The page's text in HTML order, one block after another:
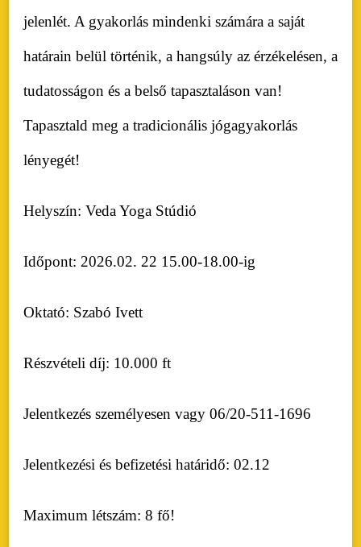
jelenlét. A gyakorlás mindenki számára a saját
határain belül történik, a hangsúly az érzékelésen, a
tudatosságon és a belső tapasztaláson van!
Tapasztald meg a tradicionális jógagyakorlás
lényegét!
Helyszín: Veda Yoga Stúdió
Időpont: 2026.02. 22 15.00-18.00-ig
Oktató: Szabó Ivett
Részvételi díj: 10.000 ft
Jelentkezés személyesen vagy 06/20-511-1696
Jelentkezési és befizetési határidő: 02.12
Maximum létszám: 8 fő!